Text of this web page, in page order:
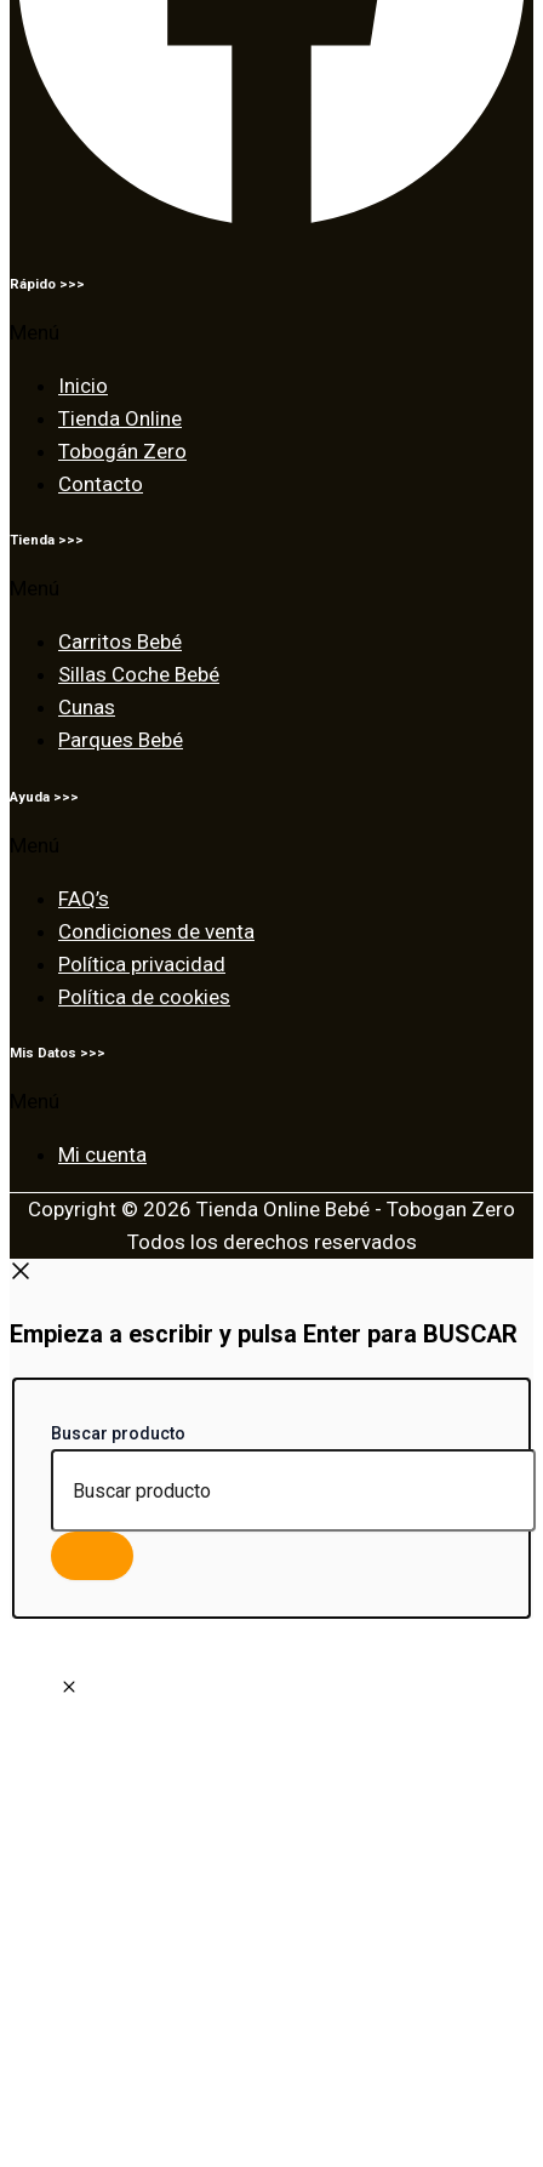
Rápido >>>
Inicio
Tienda Online
Tobogán Zero
Contacto
Tienda >>>
Carritos Bebé
Sillas Coche Bebé
Cunas
Parques Bebé
Ayuda >>>
FAQ’s
Condiciones de venta
Política privacidad
Política de cookies
Mis Datos >>>
Mi cuenta
Copyright © 2026 Tienda Online Bebé - Tobogan Zero
Todos los derechos reservados
Empieza a escribir y pulsa Enter para BUSCAR
Buscar producto